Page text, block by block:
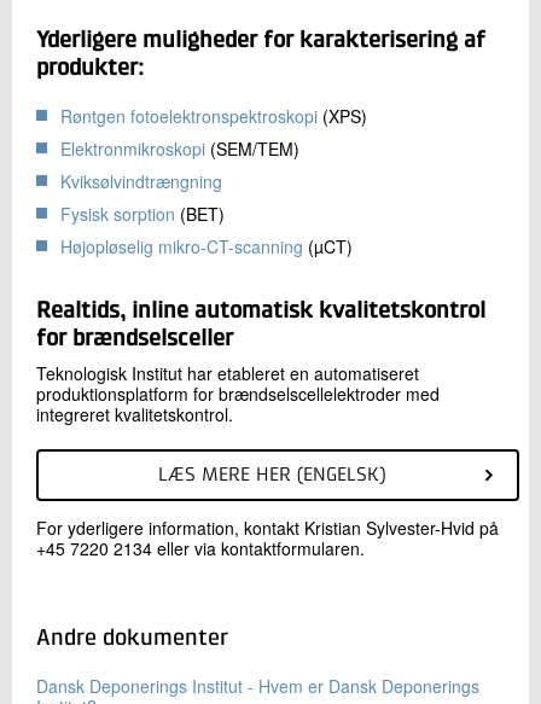
Yderligere muligheder for karakterisering af
produkter:
Røntgen fotoelektronspektroskopi (XPS)
Elektronmikroskopi (SEM/TEM)
Kviksølvindtrængning
Fysisk sorption (BET)
Højopløselig mikro-CT-scanning (µCT)
Realtids, inline automatisk kvalitetskontrol
for brændselsceller
Teknologisk Institut har etableret en automatiseret
produktionsplatform for brændselscellelektroder med
integreret kvalitetskontrol.
LÆS MERE HER (ENGELSK)
For yderligere information, kontakt Kristian Sylvester-Hvid på
+45 7220 2134 eller via kontaktformularen.
Andre dokumenter
Dansk Deponerings Institut - Hvem er Dansk Deponerings